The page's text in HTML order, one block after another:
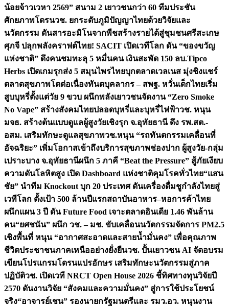
น้อยจ้าวเวหา 2569” สนาม 2 เยาวชนกว่า 60 ทีมประชัน
ศักยภาพโดรนวช. ยกระดับภูมิปัญญาไทยด้วยวิจัยและ
นวัตกรรม ดันสารอะมิโนจากพืชสร้างรายได้สู่ชุมชนศรีสะเกษ
ศุภจี ปลุกพลังคราฟต์ไทย! SACIT เปิดเวทีโลก ดัน “ของขวัญ
แห่งชาติ” ดึงคนชมทะลุ 5 หมื่นคน เงินสะพัด 150 ลบ.Tipco
Herbs เปิดเกมรุกส่ง 5 สมุนไพรไทยบุกตลาดเวลเนส มุ่งชิงแชร์
ตลาดสุขภาพโตต่อเนื่องทันตบุคลากร – สพฐ. หวั่นเด็กไทยเริ่ม
สูบบุหรี่ตั้งแต่วัย 9 ขวบ ผนึกพลังเยาวชนจัดงาน “Zero Smoke
No Vape” สร้างสังคมไทยปลอดบุหรี่และบุหรี่ไฟฟ้าวช. หนุน
มจธ. สร้างต้นแบบดูแลผู้สูงวัยเชิงรุก จ.อุทัยธานี ดึง รพ.สต.-
อสม. เสริมทักษะดูแลสุขภาพวช.หนุน “รถทันตกรรมเคลื่อนที่
อัจฉริยะ” เพิ่มโอกาสเข้าถึงบริการสุขภาพช่องปาก ผู้สูงวัย-กลุ่ม
เปราะบาง จ.อุทัยธานีผนึก 5 ภาคี “Beat the Pressure” สู้ภัยเงียบ
ความดันโลหิตสูง เปิด Dashboard แห่งชาติคุมโรคทั่วไทย“แสน
ชัย” นำทีม Knockout บุก 20 ประเทศ ดันเครื่องดื่มชูกำลังไทยสู่
เวทีโลก ตั้งเป้า 500 ล้านปีแรกสถาบันอาหาร–หอการค้าไทย
ผนึกแผน 3 ปี ดัน Future Food เจาะตลาดอินเดีย 1.46 พันล้าน
คน“ยศชนัน” ผนึก วช. – มช. ขับเคลื่อนนวัตกรรมจัดการ PM2.5
เชิงพื้นที่ หนุน “อากาศสะอาดและสายน้ำมั่นคง” เพื่อคุณภาพ
ชีวิตประชาชนภาคเหนืออย่างยั่งยืนวช. ปั้นเยาวชน AI จัดอบรม
เขียนโปรแกรมโดรนแปรอักษร เสริมทักษะนวัตกรรมสู่ภาค
ปฏิบัติวช. เปิดเวที NRCT Open House 2026 ชี้ทิศทางทุนวิจัยปี
2570 ดันงานวิจัย “สังคมและความมั่นคง” สู่การใช้ประโยชน์
จริง“อาจารย์เชน” รองนายกรัฐมนตรีและ รมว.อว. หนุนงาน